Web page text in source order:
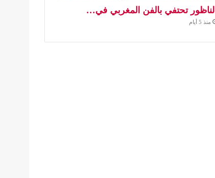
الناظور تحتفي بالفن المغربي في…
منذ 5 أيام